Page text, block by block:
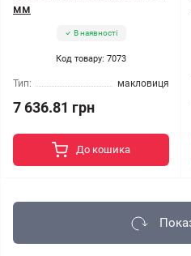
мм
В наявності
Код товару: 7073
Тип: макловиця
7 636.81 грн
До кошика